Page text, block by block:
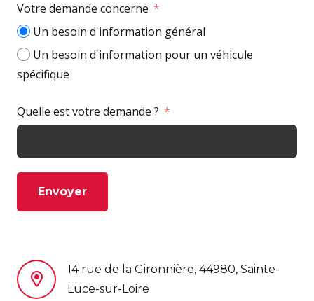
Votre demande concerne
Un besoin d'information général
Un besoin d'information pour un véhicule
spécifique
Quelle est votre demande ?
Envoyer
14 rue de la Gironnière, 44980, Sainte-
Luce-sur-Loire